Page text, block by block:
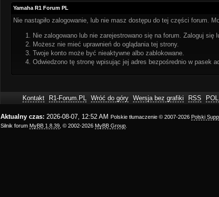
Yamaha R1 Forum PL
Nie nastąpiło zalogowanie, lub nie masz dostępu do tej części forum.
Nie zalogowano lub nie zarejestrowano się na forum. Zaloguj się
Możesz nie mieć uprawnień do oglądania tej strony.
Twoje konto może być nieaktywne albo zablokowane.
Odwiedzono tę stronę wpisując jej adres bezpośrednio w pasek
Kontakt R1-Forum.PL Wróć do góry Wersja bez grafiki RSS
Aktualny czas: 2026-08-07, 12:52 AM Polskie tłumaczenie © 2007-2026 Polski
Silnik forum MyBB 1.8.39 , © 2002-2026 MyBB Group